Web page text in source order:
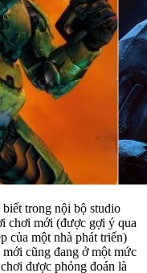
trong nội bộ studio
chơi mới (được gợi ý qua
của một nhà phát triển)
cũng đang ở một mức
được phỏng đoán là